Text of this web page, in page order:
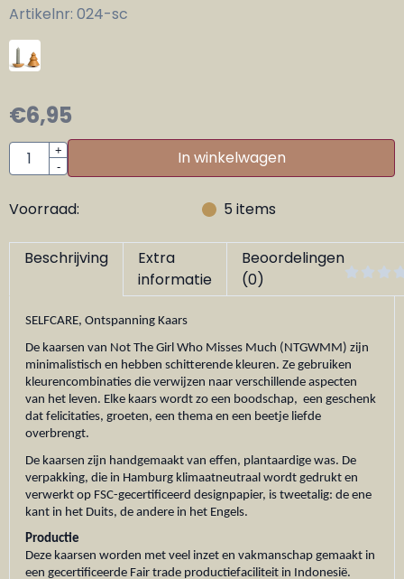
Artikelnr: 024-sc
€6,95
Aantal
+
-
In winkelwagen
Voorraad: 5 items
Beschrijving
Extra
informatie
Beoordelingen
(0)
SELFCARE, Ontspanning Kaars
De kaarsen van Not The Girl Who Misses Much (NTGWMM) zijn
minimalistisch en hebben schitterende kleuren. Ze gebruiken
kleurencombinaties die verwijzen naar verschillende aspecten
van het leven. Elke kaars wordt zo een boodschap, een geschenk
dat felicitaties, groeten, een thema en een beetje liefde
overbrengt.
De kaarsen zijn handgemaakt van effen, plantaardige was. De
verpakking, die in Hamburg klimaatneutraal wordt gedrukt en
verwerkt op FSC-gecertificeerd designpapier, is tweetalig: de ene
kant in het Duits, de andere in het Engels.
Productie
Deze kaarsen worden met veel inzet en vakmanschap gemaakt in
een gecertificeerde Fair trade productiefaciliteit in Indonesië.